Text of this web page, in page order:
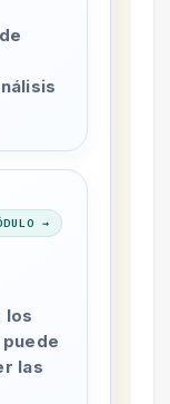
→
los
las